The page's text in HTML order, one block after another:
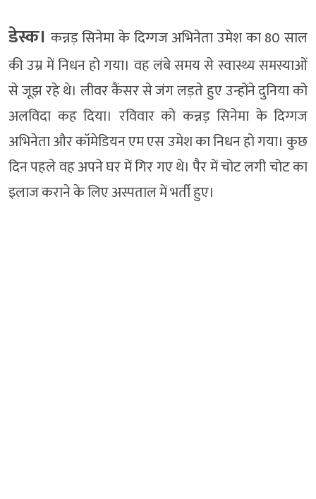
डेस्क। कन्नड़ सिनेमा के दिग्गज अभिनेता उमेश का 80 साल
की उम्र में निधन हो गया। वह लंबे समय से स्वास्थ्य समस्याओं
से जूझ रहे थे। लीवर कैंसर से जंग लड़ते हुए उन्होंने दुनिया को
अलविदा कह दिया। रविवार को कन्नड़ सिनेमा के दिग्गज
अभिनेता और कॉमेडियन एम एस उमेश का निधन हो गया। कुछ
दिन पहले वह अपने घर में गिर गए थे। पैर में चोट लगी चोट का
इलाज कराने के लिए अस्पताल में भर्ती हुए।